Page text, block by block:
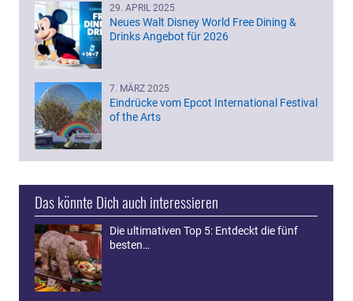
29. APRIL 2025
Neues Walt Disney World Free Dining &
Drinks Angebot für 2026
7. MÄRZ 2025
Eindrücke vom Epcot International Festival
of the Arts
Das könnte Dich auch interessieren
Die ultimativen Top 5: Entdeckt die fünf
besten…